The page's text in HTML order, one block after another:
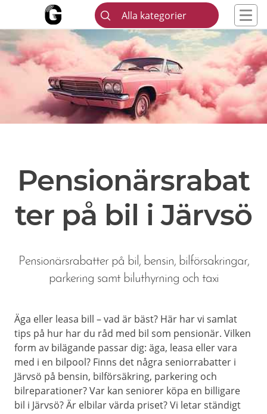
Alla kategorier
Pensionärsrabat
ter på bil i Järvsö
Pensionärsrabatter på bil, bensin, bilförsakringar,
parkering samt biluthyrning och taxi
Äga eller leasa bill – vad är bäst? Här har vi samlat
tips på hur har du råd med bil som pensionär. Vilken
form av bilägande passar dig: äga, leasa eller vara
med i en bilpool? Finns det några seniorrabatter i
Järvsö på bensin, bilförsäkring, parkering och
bilreparationer? Var kan seniorer köpa en billigare
bil i Järvsö? Är elbilar värda priset? Vi letar ständigt